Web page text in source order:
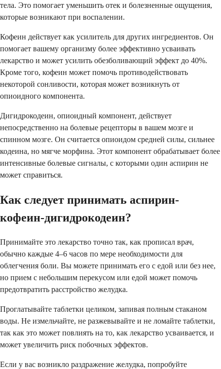
тела. Это помогает уменьшить отек и болезненные ощущения,
которые возникают при воспалении.
Кофеин действует как усилитель для других ингредиентов. Он
помогает вашему организму более эффективно усваивать
лекарство и может усилить обезболивающий эффект до 40%.
Кроме того, кофеин может помочь противодействовать
некоторой сонливости, которая может возникнуть от
опиоидного компонента.
Дигидрокодеин, опиоидный компонент, действует
непосредственно на болевые рецепторы в вашем мозге и
спинном мозге. Он считается опиоидом средней силы, сильнее
кодеина, но мягче морфина. Этот компонент обрабатывает более
интенсивные болевые сигналы, с которыми один аспирин не
может справиться.
Как следует принимать аспирин-
кофеин-дигидрокодеин?
Принимайте это лекарство точно так, как прописал врач,
обычно каждые 4–6 часов по мере необходимости для
облегчения боли. Вы можете принимать его с едой или без нее,
но прием с небольшим перекусом или едой может помочь
предотвратить расстройство желудка.
Проглатывайте таблетки целиком, запивая полным стаканом
воды. Не измельчайте, не разжевывайте и не ломайте таблетки,
так как это может повлиять на то, как лекарство усваивается, и
может увеличить риск побочных эффектов.
Если у вас возникло раздражение желудка, попробуйте